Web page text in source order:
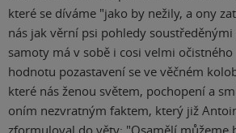
které se díváme "jako by nežily, a ony
nás jak věrní psi pohledy
samoty má v sobě i cosi velmi
hodnotu pozastavení se ve věčném
které nás ženou světem, pochopení a
oním nezvratným faktem, který již
zformuloval do věty: "Osamělí můžeme